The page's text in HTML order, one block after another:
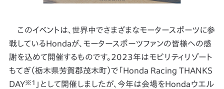
このイベントは、世界中でさまざまなモータースポーツに参
戦しているHondaが、モータースポーツファンの皆様への感
謝を込めて開催するものです。2023年はモビリティリゾート
もてぎ（栃木県芳賀郡茂木町）で「Honda Racing THANKS
DAY※1 」として開催しましたが、今年は会場をHondaウエル